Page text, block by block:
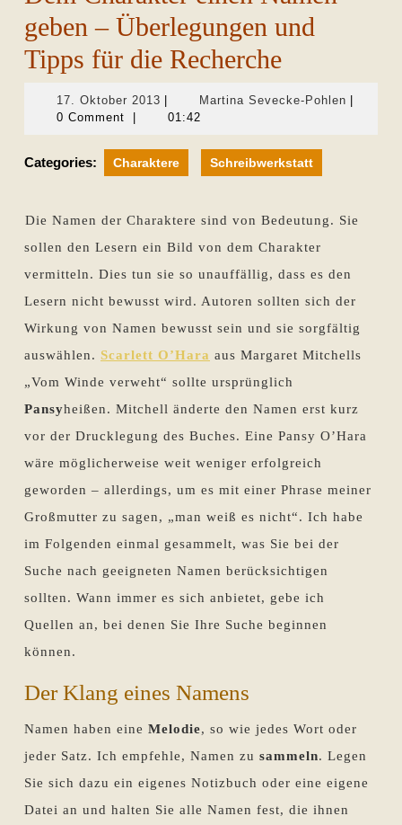
geben – Überlegungen und
Tipps für die Recherche
17. Oktober 2013 17.
Oktober
Martina Sevecke-PohlenMartina
0 Comment
01:42
Categories: Charaktere Schreibwerkstatt
Die Namen der Charaktere sind von Bedeutung. Sie
sollen den Lesern ein Bild von dem Charakter
vermitteln. Dies tun sie so unauffällig, dass es den
Lesern nicht bewusst wird. Autoren sollten sich der
Wirkung von Namen bewusst sein und sie sorgfältig
auswählen. Scarlett O’Hara aus Margaret Mitchells
„Vom Winde verweht“ sollte ursprünglich
Pansyheißen. Mitchell änderte den Namen erst kurz
vor der Drucklegung des Buches. Eine Pansy O’Hara
wäre möglicherweise weit weniger erfolgreich
geworden – allerdings, um es mit einer Phrase meiner
Großmutter zu sagen, „man weiß es nicht“. Ich habe
im Folgenden einmal gesammelt, was Sie bei der
Suche nach geeigneten Namen berücksichtigen
sollten. Wann immer es sich anbietet, gebe ich
Quellen an, bei denen Sie Ihre Suche beginnen
können.
Der Klang eines Namens
Namen haben eine Melodie, so wie jedes Wort oder
jeder Satz. Ich empfehle, Namen zu sammeln. Legen
Sie sich dazu ein eigenes Notizbuch oder eine eigene
Datei an und halten Sie alle Namen fest, die ihnen